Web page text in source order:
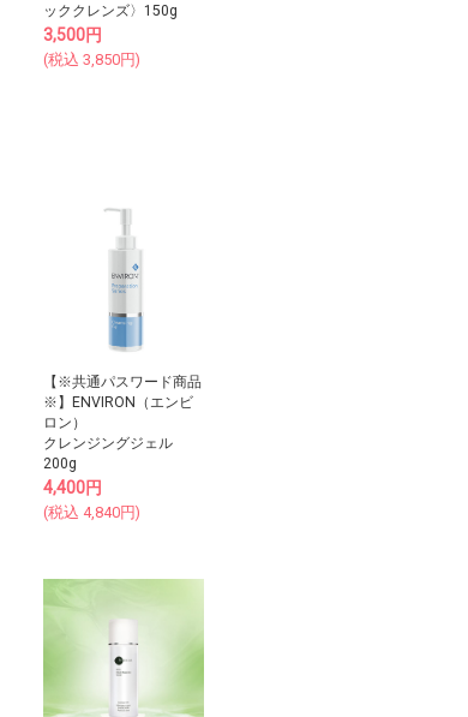
ッククレンズ〉150g
3,500円
(税込 3,850円)
【※共通パスワード商品
※】ENVIRON（エンビ
ロン）
クレンジングジェル
200g
4,400円
(税込 4,840円)